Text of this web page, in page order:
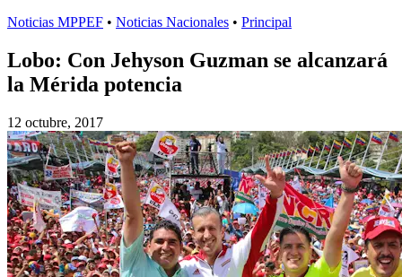
Noticias MPPEF • Noticias Nacionales • Principal
Lobo: Con Jehyson Guzman se alcanzará
la Mérida potencia
12 octubre, 2017